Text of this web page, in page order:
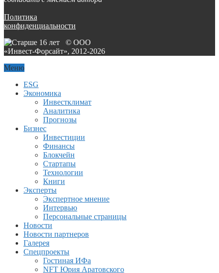
Политика
конфиденциальности
© ООО
«Инвест-Форсайт», 2012-2026
Меню
ESG
Экономика
Инвестклимат
Аналитика
Прогнозы
Бизнес
Инвестиции
Финансы
Блокчейн
Стартапы
Технологии
Книги
Эксперты
Экспертное мнение
Интервью
Персональные страницы
Новости
Новости партнеров
Галерея
Спецпроекты
Гостиная ИФа
NFT Юрия Аратовского